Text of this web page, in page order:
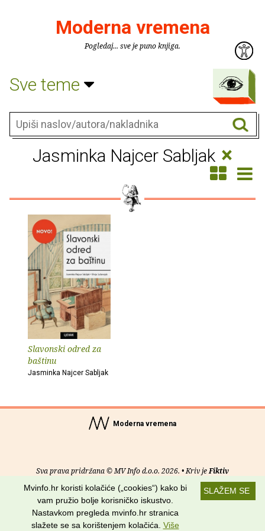
Moderna vremena
Pogledaj... sve je puno knjiga.
Sve teme
Jasminka Najcer Sabljak ×
Slavonski odred za
baštinu
Jasminka Najcer Sabljak
Moderna vremena
Sva prava pridržana © MV Info d.o.o. 2026. • Kriv jeFiktiv
Uvjeti korištenja RSS kanali
Potraži nas na:
SLAŽEM SE
Mvinfo.hr koristi kolačiće („cookies“) kako bi
vam pružio bolje korisničko iskustvo.
Nastavkom pregleda mvinfo.hr stranica
slažete se sa korištenjem kolačića. Više